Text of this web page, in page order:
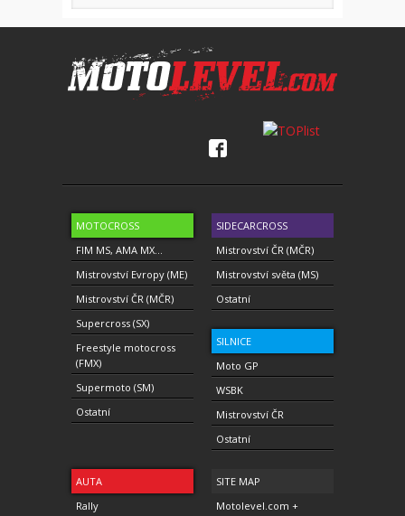
MOTOCROSS
FIM MS, AMA MX...
Mistrovství Evropy (ME)
Mistrovství ČR (MČR)
Supercross (SX)
Freestyle motocross
(FMX)
Supermoto (SM)
Ostatní
SIDECARCROSS
Mistrovství ČR (MČR)
Mistrovství světa (MS)
Ostatní
SILNICE
Moto GP
WSBK
Mistrovství ČR
Ostatní
AUTA
Rally
SITE MAP
Motolevel.com +